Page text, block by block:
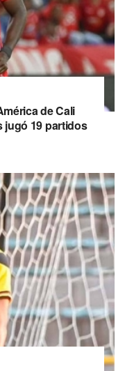
de Cali
jugó 19 partidos